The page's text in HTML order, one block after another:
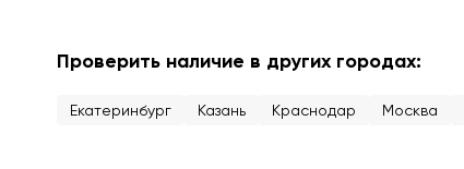
Проверить наличие в других городах:
Екатеринбург Казань Краснодар Москва